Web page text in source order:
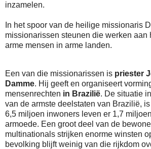
inzamelen.
In het spoor van de heilige missionaris
missionarissen steunen die werken aan
arme mensen in arme landen.
Een van die missionarissen is priester
Damme. Hij geeft en organiseert
mensenrechten in Brazilië. De situatie
van de armste deelstaten van Brazilië,
6,5 miljoen inwoners leven er 1,7
armoede. Een groot deel van de
multinationals strijken enorme winsten
bevolking blijft weinig van die rijkdom